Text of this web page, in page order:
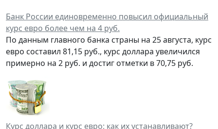
Банк России единовременно повысил официальный
курс евро более чем на 4 руб.
По данным главного банка страны на 25 августа, курс
евро составил 81,15 руб., курс доллара увеличился
примерно на 2 руб. и достиг отметки в 70,75 руб.
Курс доллара и курс евро: как их устанавливают?